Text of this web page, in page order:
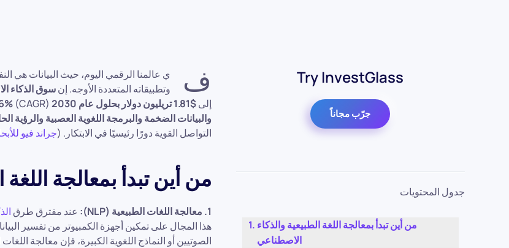
Try InvestGlass
جرّب مجاناً
جدول المحتويات
من أين تبدأ بمعالجة اللغة الطبيعية والذكاء
الاصطناعي
ف
وتطبيقاته المتعددة الأوجه. إنسوق الذكاء
إلى$1.81 تريليون دولار بحلول عام 2030 (CAGR)
والبيانات الضخمة والبرمجة اللغوية العصبية والرؤية
التواصل القوية دورًا رئيسيًا في الابتكار. (جراند فيو
من أين تبدأ بمعالجة
1. معالجة اللغات الطبيعية (NLP): عند مفترق طرق
هذا المجال على تمكين أجهزة الكمبيوتر من تفسير
الصوتيين أو النماذج اللغوية الكبيرة، فإن معالجة